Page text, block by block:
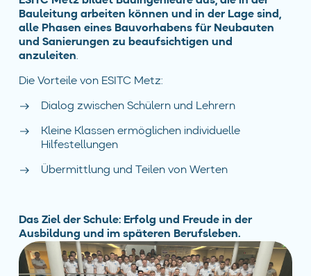
Bauleitung arbeiten können und in der Lage sind,
alle Phasen eines Bauvorhabens für Neubauten
und Sanierungen zu beaufsichtigen und
anzuleiten.
Die Vorteile von ESITC Metz:
Dialog zwischen Schülern und Lehrern
Kleine Klassen ermöglichen individuelle
Hilfestellungen
Übermittlung und Teilen von Werten
Das Ziel der Schule: Erfolg und Freude in der
Ausbildung und im späteren Berufsleben.